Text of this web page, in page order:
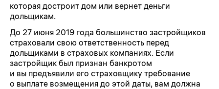
которая достроит дом или вернет деньги
дольщикам.
До 27 июня 2019 года большинство застройщиков
страховали свою ответственность перед
дольщиками в страховых компаниях. Если
застройщик был признан банкротом
и вы предъявили его страховщику требование
о выплате возмещения до этой даты, вам должна